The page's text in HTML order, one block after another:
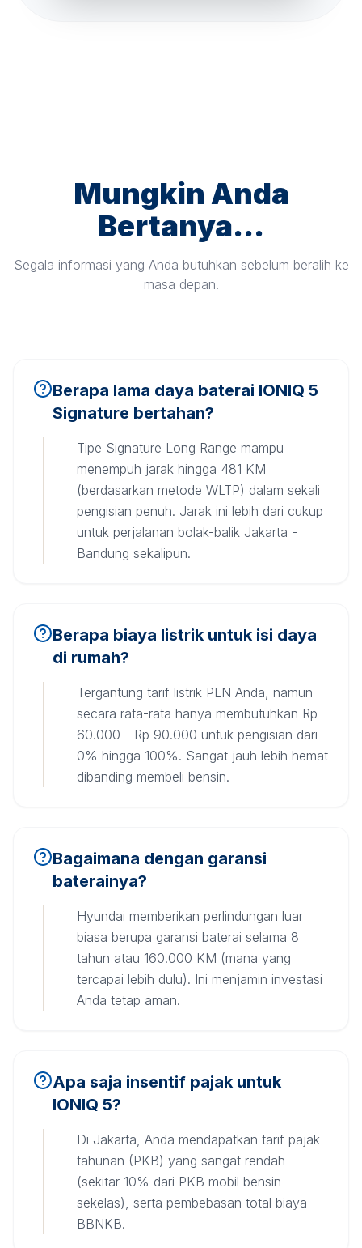
Mungkin Anda
Bertanya...
Segala informasi yang Anda butuhkan sebelum beralih ke
masa depan.
Berapa lama daya baterai IONIQ 5
Signature bertahan?
Tipe Signature Long Range mampu
menempuh jarak hingga 481 KM
(berdasarkan metode WLTP) dalam sekali
pengisian penuh. Jarak ini lebih dari cukup
untuk perjalanan bolak-balik Jakarta -
Bandung sekalipun.
Berapa biaya listrik untuk isi daya
di rumah?
Tergantung tarif listrik PLN Anda, namun
secara rata-rata hanya membutuhkan Rp
60.000 - Rp 90.000 untuk pengisian dari
0% hingga 100%. Sangat jauh lebih hemat
dibanding membeli bensin.
Bagaimana dengan garansi
baterainya?
Hyundai memberikan perlindungan luar
biasa berupa garansi baterai selama 8
tahun atau 160.000 KM (mana yang
tercapai lebih dulu). Ini menjamin investasi
Anda tetap aman.
Apa saja insentif pajak untuk
IONIQ 5?
Di Jakarta, Anda mendapatkan tarif pajak
tahunan (PKB) yang sangat rendah
(sekitar 10% dari PKB mobil bensin
sekelas), serta pembebasan total biaya
BBNKB.